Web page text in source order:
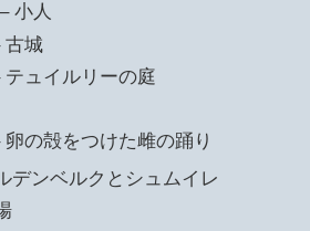
小人
古城
ュイルリーの庭
の殻をつけた雌の踊り
デンベルクとシュムイレ